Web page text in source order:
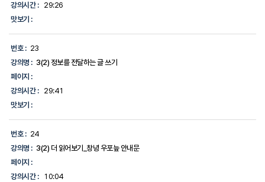
강의시간 :
29:26
맛보기 :
번호 : 23
강의명 : 3(2) 정보를 전달하는 글 쓰기
페이지 :
강의시간 :
29:41
맛보기 :
번호 : 24
강의명 : 3(2) 더 읽어보기_창녕 우포늪 안내문
페이지 :
강의시간 :
10:04